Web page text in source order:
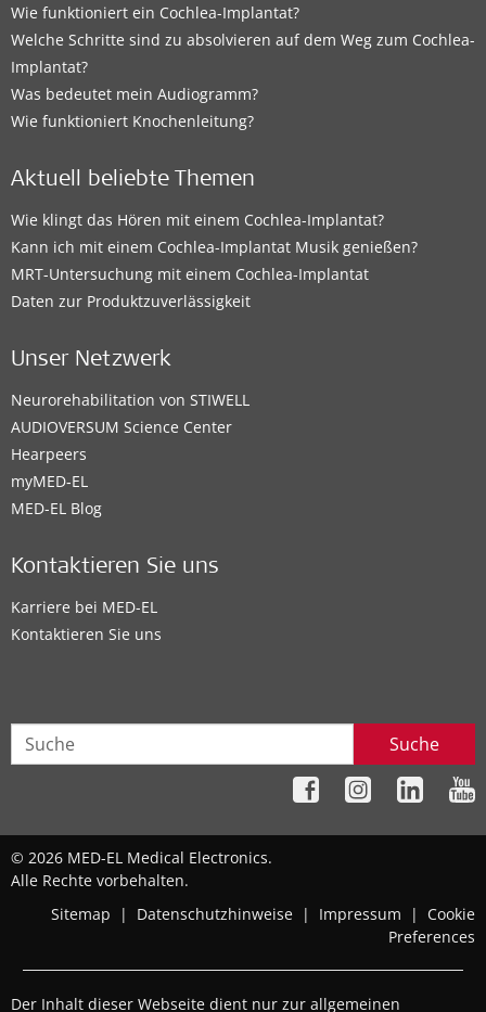
Wie funktioniert ein Cochlea-Implantat?
Welche Schritte sind zu absolvieren auf dem Weg zum Cochlea-
Implantat?
Was bedeutet mein Audiogramm?
Wie funktioniert Knochenleitung?
Aktuell beliebte Themen
Wie klingt das Hören mit einem Cochlea-Implantat?
Kann ich mit einem Cochlea-Implantat Musik genießen?
MRT-Untersuchung mit einem Cochlea-Implantat
Daten zur Produktzuverlässigkeit
Unser Netzwerk
Neurorehabilitation von STIWELL
AUDIOVERSUM Science Center
Hearpeers
myMED‑EL
MED-EL Blog
Kontaktieren Sie uns
Karriere bei MED-EL
Kontaktieren Sie uns
Suche
© 2026 MED-EL Medical Electronics.
Alle Rechte vorbehalten.
Sitemap
| Datenschutzhinweise | Impressum | Cookie
Preferences
Der Inhalt dieser Webseite dient nur zur allgemeinen